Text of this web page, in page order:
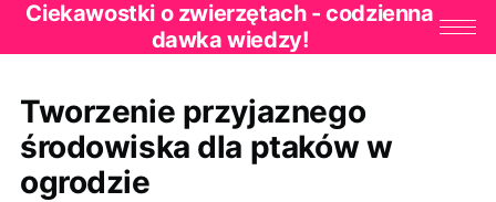
Ciekawostki o zwierzętach - codzienna
dawka wiedzy!
Tworzenie przyjaznego
środowiska dla ptaków w
ogrodzie